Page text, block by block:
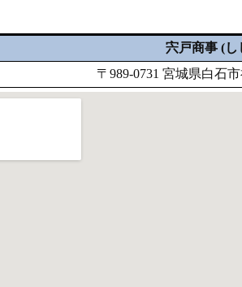
宍戸商事 (し
〒989-0731 宮城県白石